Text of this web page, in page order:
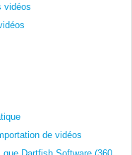
vidéos
de vidéos